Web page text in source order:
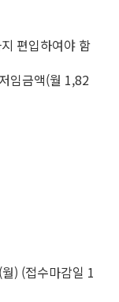
편입하여야 함
임금액(월 1,82
) (접수마감일 1